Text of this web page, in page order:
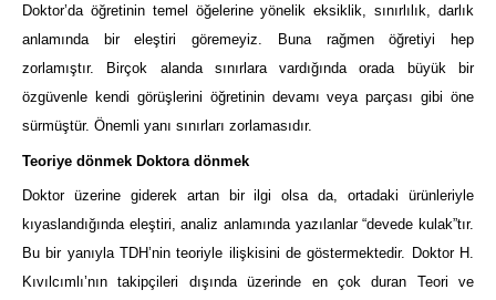
Doktor’da öğretinin temel öğelerine yönelik eksiklik, sınırlılık, darlık
anlamında bir eleştiri göremeyiz. Buna rağmen öğretiyi hep
zorlamıştır. Birçok alanda sınırlara vardığında orada büyük bir
özgüvenle kendi görüşlerini öğretinin devamı veya parçası gibi öne
sürmüştür. Önemli yanı sınırları zorlamasıdır.
Teoriye dönmek Doktora dönmek
Doktor üzerine giderek artan bir ilgi olsa da, ortadaki ürünleriyle
kıyaslandığında eleştiri, analiz anlamında yazılanlar “devede kulak”tır.
Bu bir yanıyla TDH’nin teoriyle ilişkisini de göstermektedir. Doktor H.
Kıvılcımlı’nın takipçileri dışında üzerinde en çok duran Teori ve